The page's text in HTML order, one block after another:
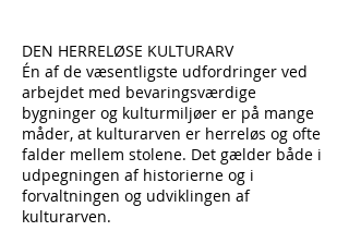
DEN HERRELØSE KULTURARV
Én af de væsentligste udfordringer ved
arbejdet med bevaringsværdige
bygninger og kulturmiljøer er på mange
måder, at kulturarven er herreløs og ofte
falder mellem stolene. Det gælder både i
udpegningen af historierne og i
forvaltningen og udviklingen af
kulturarven.